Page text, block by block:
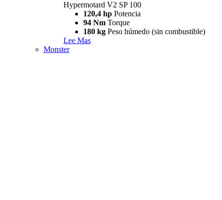
Hypermotard V2 SP 100
120,4 hp Potencia
94 Nm Torque
180 kg Peso húmedo (sin combustible)
Lee Mas
Monster